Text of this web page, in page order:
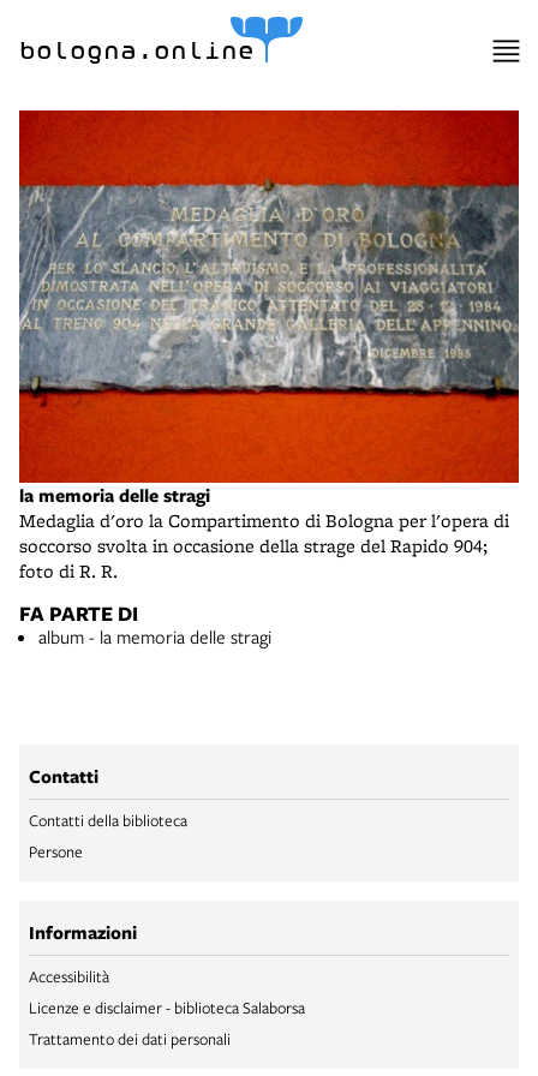
bologna.online
la memoria delle stragi
Medaglia d'oro la Compartimento di Bologna per l'opera di
soccorso svolta in occasione della strage del Rapido 904;
foto di R. R.
FA PARTE DI
album - la memoria delle stragi
Contatti
Contatti della biblioteca
Persone
Informazioni
Accessibilità
Licenze e disclaimer - biblioteca Salaborsa
Trattamento dei dati personali